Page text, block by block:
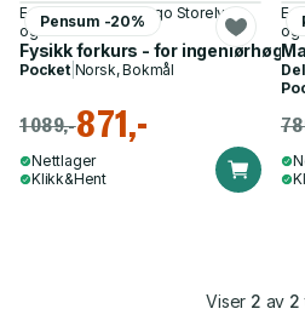
Pensum -20%
Edel Storelvmo, Viggo Storelvmo
og 1 annen
Fysikk forkurs - for
Pocket| Norsk, Bokmål
1 089,-871,-
Nettlager
Klikk&Hent
og
Viser 2 av 2